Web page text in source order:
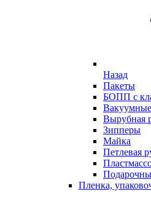
Назад
Пакеты
БОПП с
Вырубная
Зипперы
Майка
Петлевая
Пленка,